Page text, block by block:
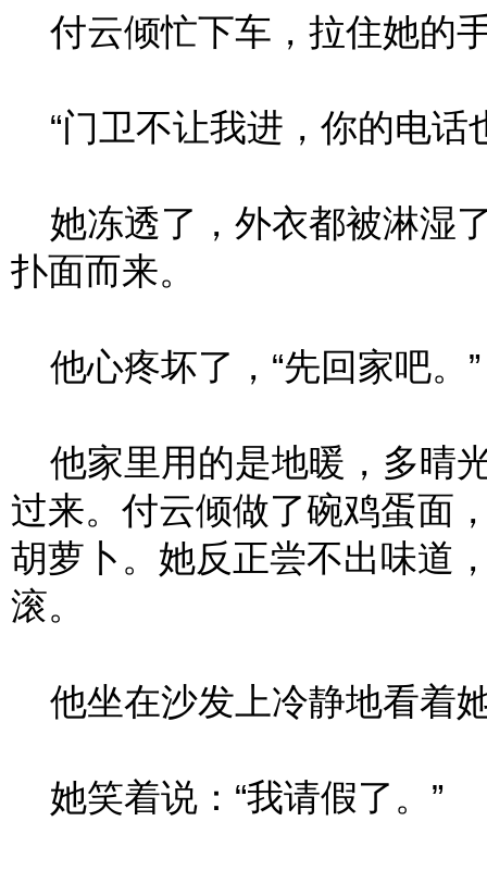
付云倾忙下车，拉住她的
“门卫不让我进，你的电话
她冻透了，外衣都被淋湿
扑面而来。
他心疼坏了，“先回家吧。”
他家里用的是地暖，多晴
过来。付云倾做了碗鸡蛋面
胡萝卜。她反正尝不出味道
滚。
他坐在沙发上冷静地看着
她笑着说：“我请假了。”